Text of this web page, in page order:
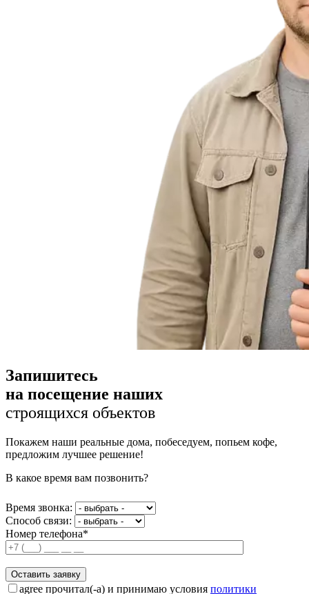
Запишитесь
на посещение наших
строящихся объектов
Покажем наши реальные дома, побеседуем, попьем кофе,
предложим лучшее решение!
В какое время вам позвонить?
Время звонка:
Способ связи:
Номер телефона*
agree прочитал(-а) и принимаю условия политики